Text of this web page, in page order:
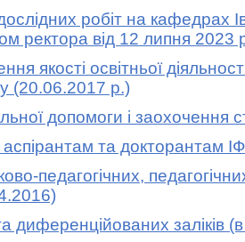
робіт на кафедрах
ректора від 12 липня 2023
освітньої
(20.06.2017 р.)
допомоги і заохочення
та докторантам
заліків (в